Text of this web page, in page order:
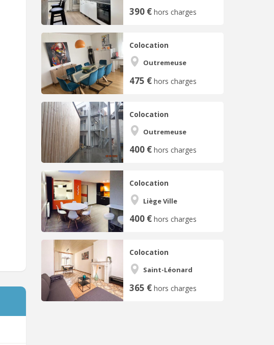
390 € hors charges
Colocation
Outremeuse
475 € hors charges
Colocation
Outremeuse
400 € hors charges
Colocation
Liège Ville
400 € hors charges
Colocation
Saint-Léonard
365 € hors charges